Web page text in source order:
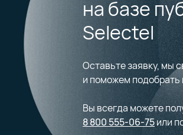
пулами
Возможность настроить резервное
копирование
Возможность подключить managed
продукты Selectel
на базе
Selectel
Оставьте заявку, мы
и поможем подобрать
Вы всегда можете
8 800 555-06-75или